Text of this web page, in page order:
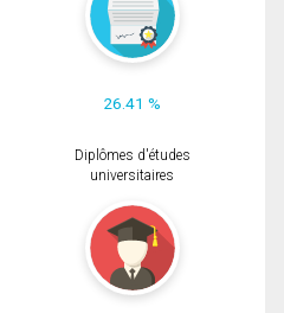
26.41 %
Diplômes d'études
universitaires